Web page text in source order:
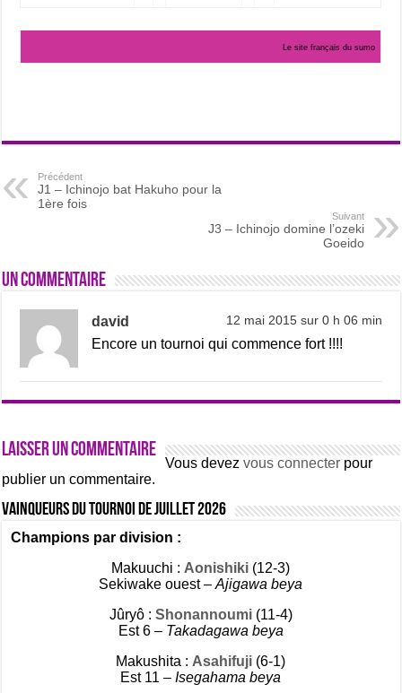
Le site français du sumo
Précédent
J1 – Ichinojo bat Hakuho pour la
1ère fois
Suivant
J3 – Ichinojo domine l’ozeki
Goeido
Un commentaire
david 12 mai 2015 sur 0 h 06 min
Encore un tournoi qui commence fort !!!!
Laisser un commentaire
Vous devezvous connecter pour
publier un commentaire.
Vainqueurs du tournoi de Juillet 2026
Champions par division :
Makuuchi : Aonishiki (12-3)
Sekiwake ouest –Ajigawa beya
Jûryô : Shonannoumi (11-4)
Est 6 – Takadagawa beya
Makushita : Asahifuji (6-1)
Est 11 –Isegahama beya